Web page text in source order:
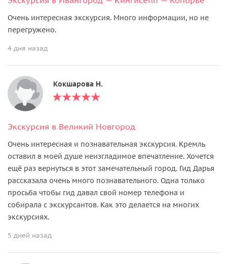
Очень интересная экскурсия. Много информации, но не
перегружено.
4 дня назад
Кокшарова Н.
Экскурсия в Великий Новгород
Очень интересная и познавательная экскурсия. Кремль
оставил в моей душе неизгладимое впечатление. Хочется
ещё раз вернуться в этот замечательный город. Гид Дарья
рассказала очень много познавательного. Одна только
просьба чтобы гид давал свой номер телефона и
собирала с экскурсантов. Как это делается на многих
экскурсиях.
5 дней назад